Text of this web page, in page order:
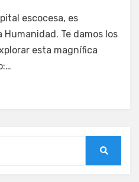
escocesa, es
Te damos los
esta magnífica